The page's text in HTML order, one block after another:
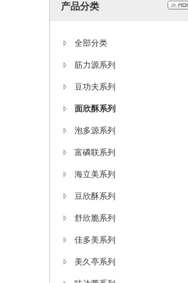
作者应做好防护措施，避免溅入眼
少量试用，达到满意效果后再大量
产品分类
全部分类
筋力源系列
豆功夫系列
面欣酥系列
泡多源系列
富磷联系列
海立美系列
豆欣酥系列
舒欣脆系列
佳多美系列
美久亭系列